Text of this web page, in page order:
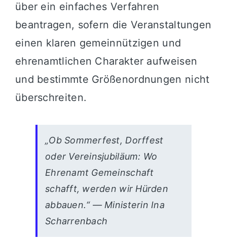
über ein einfaches Verfahren
beantragen, sofern die Veranstaltungen
einen klaren gemeinnützigen und
ehrenamtlichen Charakter aufweisen
und bestimmte Größenordnungen nicht
überschreiten.
„Ob Sommerfest, Dorffest
oder Vereinsjubiläum: Wo
Ehrenamt Gemeinschaft
schafft, werden wir Hürden
abbauen.“ — Ministerin Ina
Scharrenbach